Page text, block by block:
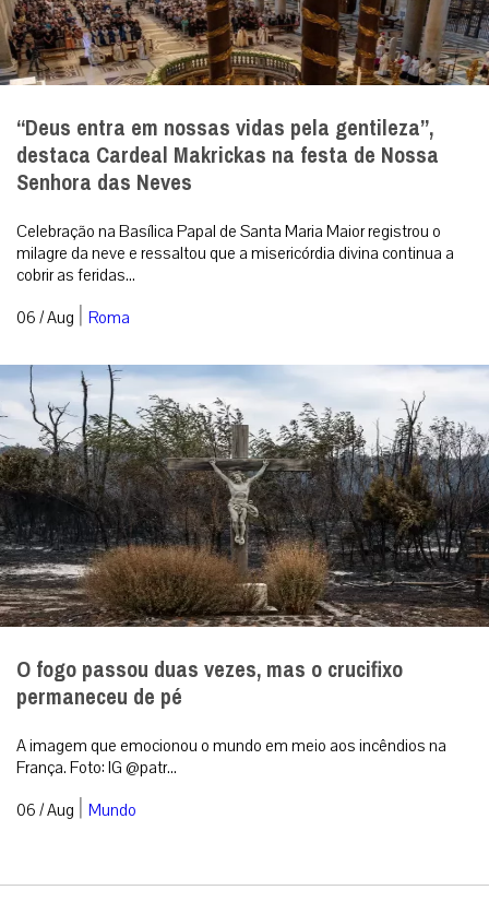
“Deus entra em nossas vidas pela gentileza”,
destaca Cardeal Makrickas na festa de Nossa
Senhora das Neves
Celebração na Basílica Papal de Santa Maria Maior registrou o
milagre da neve e ressaltou que a misericórdia divina continua a
cobrir as feridas...
06 / Aug | Roma
O fogo passou duas vezes, mas o crucifixo
permaneceu de pé
A imagem que emocionou o mundo em meio aos incêndios na
França. Foto: IG @patr...
06 / Aug | Mundo